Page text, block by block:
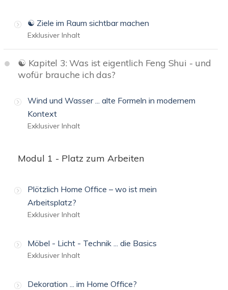
☯️ Ziele im Raum sichtbar machen
Exklusiver Inhalt
☯️ Kapitel 3: Was ist eigentlich Feng Shui - und
wofür brauche ich das?
Wind und Wasser ... alte Formeln in modernem
Kontext
Exklusiver Inhalt
Modul 1 - Platz zum Arbeiten
Plötzlich Home Office – wo ist mein
Arbeitsplatz?
Exklusiver Inhalt
Möbel - Licht - Technik ... die Basics
Exklusiver Inhalt
Dekoration ... im Home Office?